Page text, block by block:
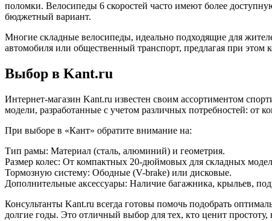
поломки. Велосипеды 6 скоростей часто имеют более
бюджетный вариант.
Многие складные велосипеды, идеально подходящие для
автомобиля или общественный транспорт, предлагая при
Выбор в Kant.ru
Интернет-магазин Kant.ru известен своим ассортиментом
модели, разработанные с учетом различных потребностей: от
При выборе в «Кант» обратите внимание на:
Тип рамы: Материал (сталь, алюминий) и геометрия.
Размер колес: От компактных 20-дюймовых для складных
Тормозную систему: Ободные (V-brake) или дисковые.
Дополнительные аксессуары: Наличие багажника, крыльев,
Консультанты Kant.ru всегда готовы помочь подобрать
долгие годы. Это отличный выбор для тех, кто ценит